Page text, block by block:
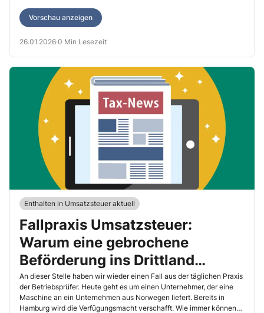
Vorschau anzeigen
26.01.2026·0 Min Lesezeit
Enthalten in Umsatzsteuer aktuell
Fallpraxis Umsatzsteuer:
Warum eine gebrochene
Beförderung ins Drittland
umsatzsteuerfrei ist
An dieser Stelle haben wir wieder einen Fall aus der täglichen Praxis
der Betriebsprüfer. Heute geht es um einen Unternehmer, der eine
Maschine an ein Unternehmen aus Norwegen liefert. Bereits in
Hamburg wird die Verfügungsmacht verschafft. Wie immer können